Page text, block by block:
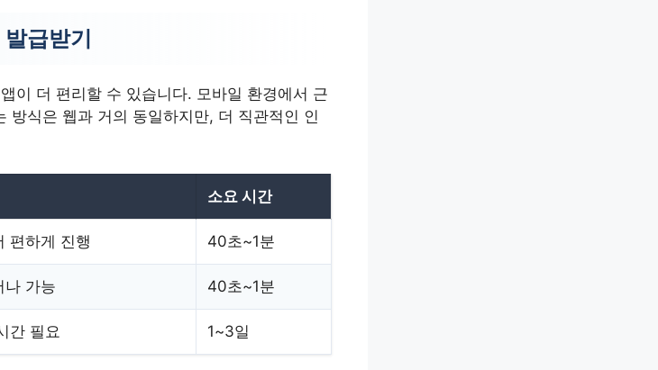
급받기
이 더 편리할 수 있습니다. 모바일 환경에서 근
방식은 웹과 거의 동일하지만, 더 직관적인 인
소요 시간
편하게 진행 40초~1분
나 가능 40초~1분
간 필요 1~3일